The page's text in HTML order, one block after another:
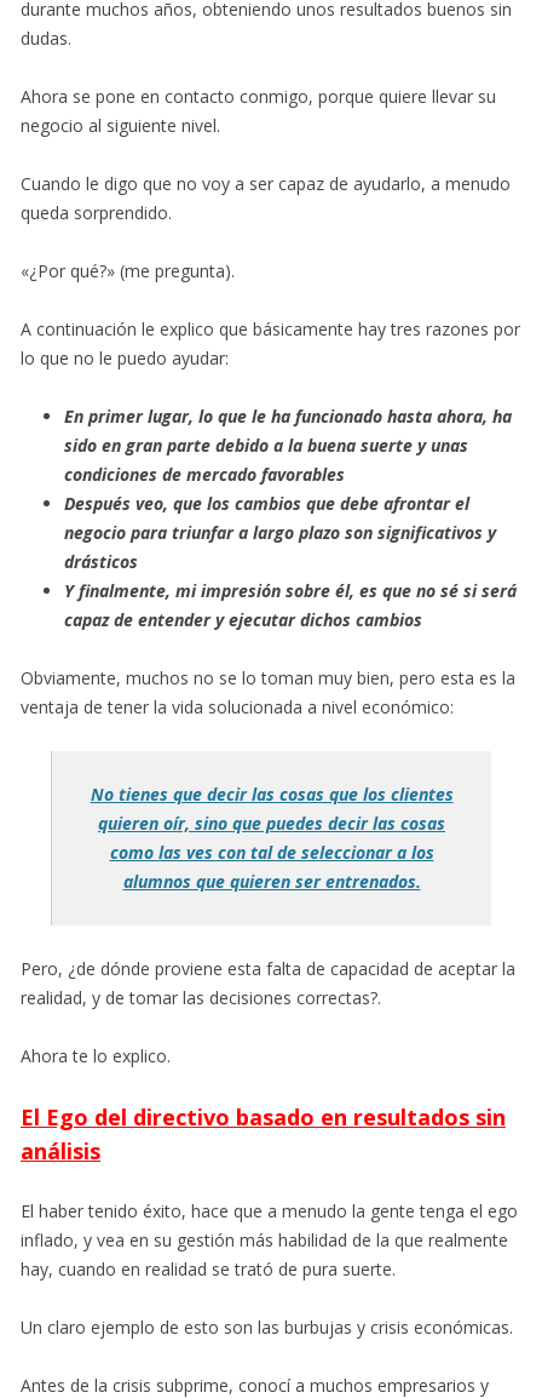
durante muchos años, obteniendo unos resultados buenos sin
dudas.
Ahora se pone en contacto conmigo, porque quiere llevar su
negocio al siguiente nivel.
Cuando le digo que no voy a ser capaz de ayudarlo, a menudo
queda sorprendido.
«¿Por qué?» (me pregunta).
A continuación le explico que básicamente hay tres razones por
lo que no le puedo ayudar:
En primer lugar, lo que le ha funcionado hasta ahora, ha
sido en gran parte debido a la buena suerte y unas
condiciones de mercado favorables
Después veo, que los cambios que debe afrontar el
negocio para triunfar a largo plazo son significativos y
drásticos
Y finalmente, mi impresión sobre él, es que no sé si será
capaz de entender y ejecutar dichos cambios
Obviamente, muchos no se lo toman muy bien, pero esta es la
ventaja de tener la vida solucionada a nivel económico:
No tienes que decir las cosas que los clientes
quieren oír, sino que puedes decir las cosas
como las ves con tal de seleccionar a los
alumnos que quieren ser entrenados.
Pero, ¿de dónde proviene esta falta de capacidad de aceptar la
realidad, y de tomar las decisiones correctas?.
Ahora te lo explico.
El Ego del directivo basado en resultados sin
análisis
El haber tenido éxito, hace que a menudo la gente tenga el ego
inflado, y vea en su gestión más habilidad de la que realmente
hay, cuando en realidad se trató de pura suerte.
Un claro ejemplo de esto son las burbujas y crisis económicas.
Antes de la crisis subprime, conocí a muchos empresarios y